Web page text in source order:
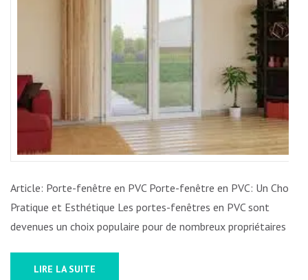
PARFAITE
POUR
VOTRE
Article: Porte-fenêtre en PVC Porte-fenêtre en PVC: Un Choix
Pratique et Esthétique Les portes-fenêtres en PVC sont
devenues un choix populaire pour de nombreux propriétaires …
LIRE LA SUITE